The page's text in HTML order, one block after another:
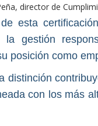
director de
esta
la gestión
posición como
distinción
con los más